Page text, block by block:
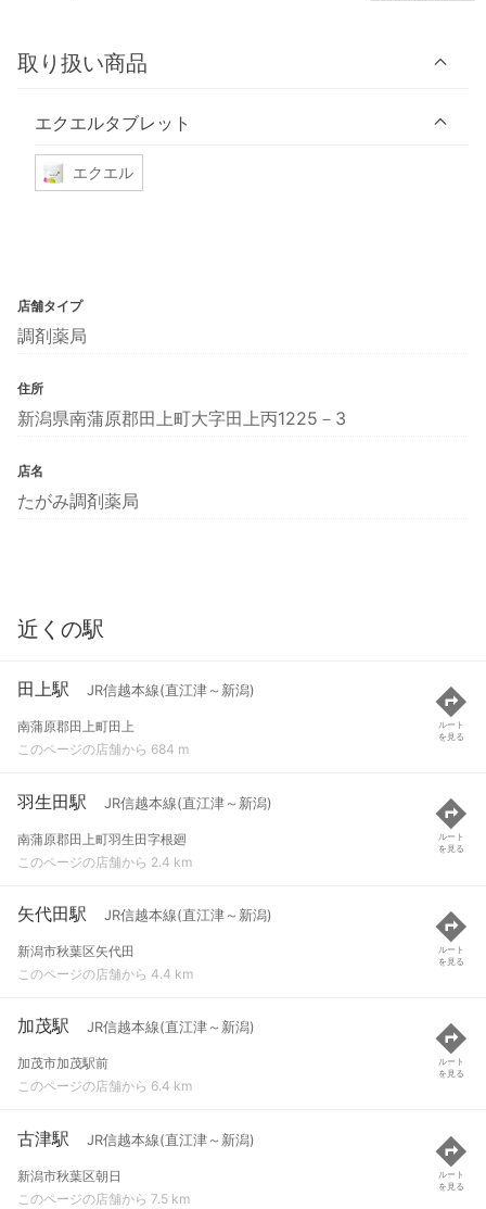
取り扱い商品
エクエルタブレット
エクエル
店舗タイプ
調剤薬局
住所
新潟県南蒲原郡田上町大字田上丙1225－3
店名
たがみ調剤薬局
近くの駅
田上駅 JR信越本線(直江津～新潟)
南蒲原郡田上町田上
このページの店舗から 684 m
ルート
を見る
羽生田駅 JR信越本線(直江津～新潟)
南蒲原郡田上町羽生田字根廻
このページの店舗から 2.4 km
ルート
を見る
矢代田駅 JR信越本線(直江津～新潟)
新潟市秋葉区矢代田
このページの店舗から 4.4 km
ルート
を見る
加茂駅 JR信越本線(直江津～新潟)
加茂市加茂駅前
このページの店舗から 6.4 km
ルート
を見る
古津駅 JR信越本線(直江津～新潟)
新潟市秋葉区朝日
このページの店舗から 7.5 km
ルート
を見る